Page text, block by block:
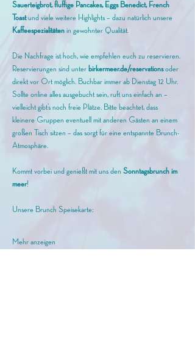
Sauerteigbrot, fluffige Pancakes, Eggs Benedict, French
Toast und viele weitere Highlights – dazu natürlich unsere
Kaffeespezialitäten in gewohnter Qualität.
Die Nachfrage ist hoch, wie empfehlen euch zu reservieren.
Reservierungen sind unter birkermeer.de/reservations oder
direkt vor Ort möglich. Buchbar immer ab Dienstag 12 Uhr.
Sollte online alles ausgebucht sein, ruft uns einfach an –
vielleicht gibt’s noch freie Plätze. Bitte beachtet, dass
kleinere Gruppen eventuell mit anderen Gästen an einem
großen Tisch sitzen – das sorgt für eine entspannte Brunch-
Atmosphäre.
Kommt vorbei und genießt mit uns den Sonntagsbrunch im
meer!
Unsere Brunch Speisekarte:
Mehr anzeigen